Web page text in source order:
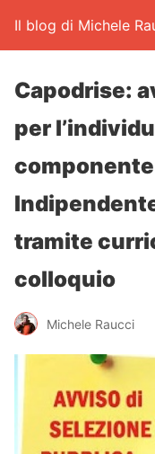
Il blog di Michele
Capodrise:
per
componente
tramite
colloquio
Michele Raucci